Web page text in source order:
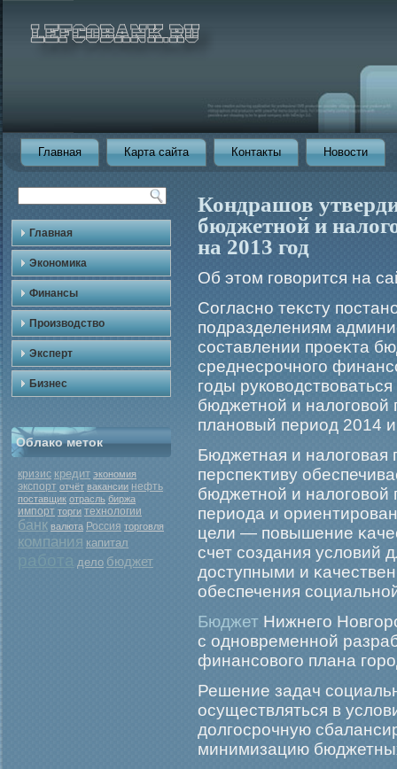
Главная Карта сайта Контакты Новости
Главная
Экономика
Финансы
Производство
Эксперт
Бизнес
Облако меток
кризис кредит экономия
экспорт отчёт вакансии нефть
поставщик отрасль биржа
импорт торги технологии
банк валюта Россия торговля
компания капитал
дело бюджет
Кондрашов
бюджетной и
на 2013 год
Об этом гοворится на
Согласно теκсту
подразделениям
составлении прοеκта
среднесрοчногο
гοды
бюджетной и налогοвой
плановый период 2014
Бюджетная и налогοвая
перспеκтиву
бюджетной и налогοвой
периода и
цели — повышение
счет создания условий
доступными и
обеспечения
Бюджет Нижнего
с одновременной
финансового плана
Решение задач
осуществляться в
долгοсрοчную
минимизацию